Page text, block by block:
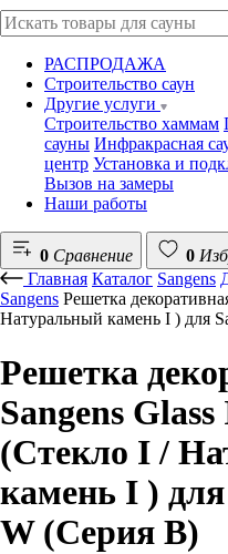
РАСПРОДАЖА
Строительство саун
Другие услуги
Строительство хаммам
сауны Инфракрасная
центр Установка и
Вызов на замеры
Наши работы
0 Сравнение 0
Главная Каталог Sangens
Sangens Решетка
Натуральный камень I ) для
Решетка
Sangens
(Стекло I /
камень I ) для
W (Серия В)